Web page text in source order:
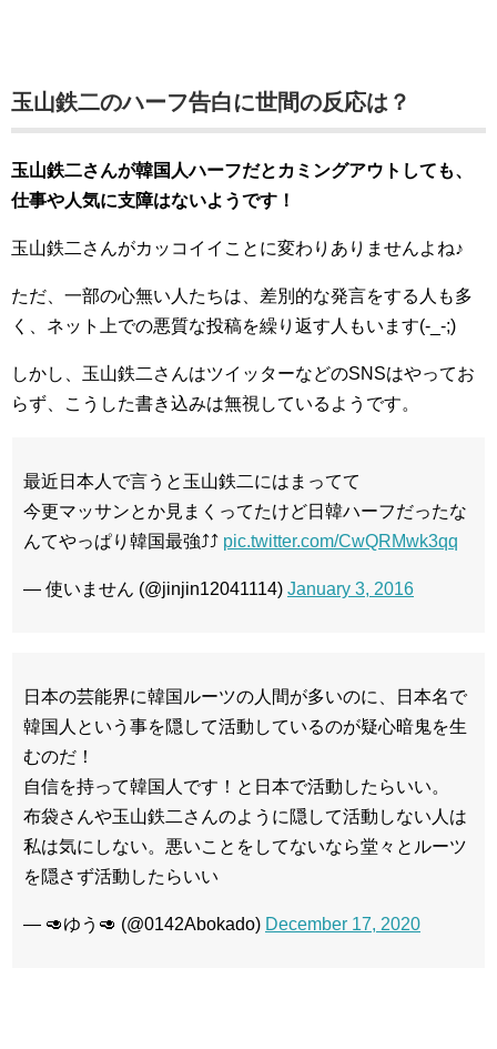
玉山鉄二のハーフ告白に世間の反応は？
玉山鉄二さんが韓国人ハーフだとカミングアウトしても、
仕事や人気に支障はないようです！
玉山鉄二さんがカッコイイことに変わりありませんよね♪
ただ、一部の心無い人たちは、差別的な発言をする人も多
く、ネット上での悪質な投稿を繰り返す人もいます(-_-;)
しかし、玉山鉄二さんはツイッターなどのSNSはやってお
らず、こうした書き込みは無視しているようです。
最近日本人で言うと玉山鉄二にはまってて
今更マッサンとか見まくってたけど日韓ハーフだったな
んてやっぱり韓国最強⤴⤴ pic.twitter.com/CwQRMwk3qq
— 使いません (@jinjin12041114) January 3, 2016
日本の芸能界に韓国ルーツの人間が多いのに、日本名で
韓国人という事を隠して活動しているのが疑心暗鬼を生
むのだ！
自信を持って韓国人です！と日本で活動したらいい。
布袋さんや玉山鉄二さんのように隠して活動しない人は
私は気にしない。悪いことをしてないなら堂々とルーツ
を隠さず活動したらいい
— 🥑ゆう🥑 (@0142Abokado) December 17, 2020